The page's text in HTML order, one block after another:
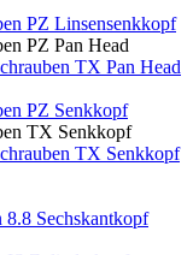
PZ Linsensenkkopf
PZ Pan Head
TX Pan Head
PZ Senkkopf
TX Senkkopf
TX Senkkopf
8.8 Sechskantkopf